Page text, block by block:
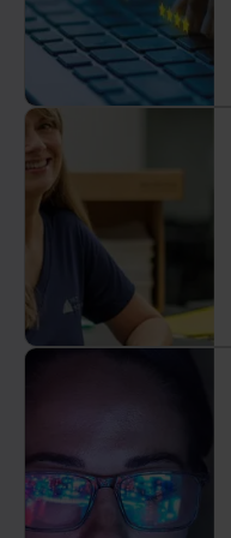
saklanmasını
kolaylaştırır.